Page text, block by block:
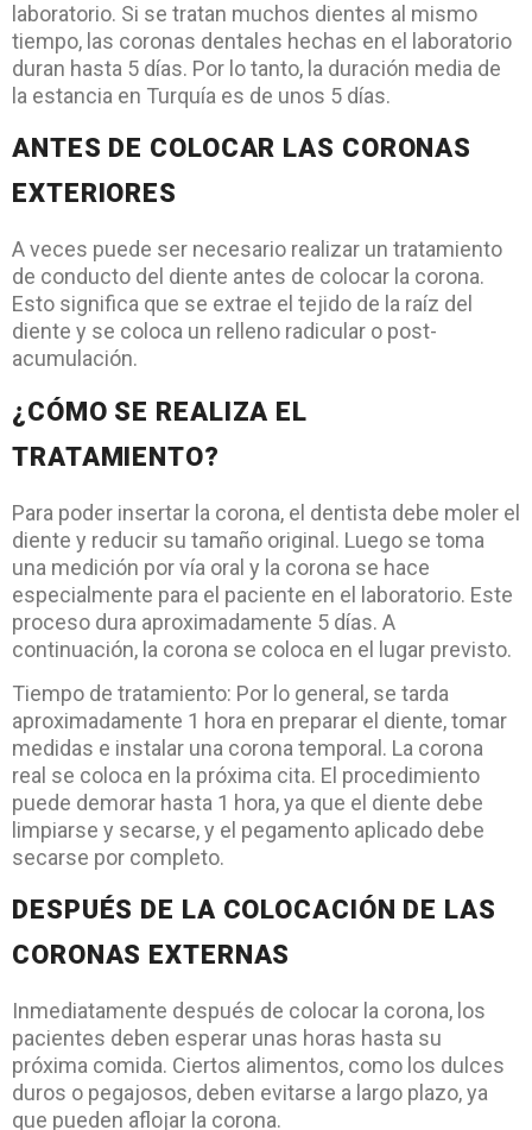
laboratorio. Si se tratan muchos dientes al mismo
tiempo, las coronas dentales hechas en el laboratorio
duran hasta 5 días. Por lo tanto, la duración media de
la estancia en Turquía es de unos 5 días.
ANTES DE COLOCAR LAS CORONAS
EXTERIORES
A veces puede ser necesario realizar un tratamiento
de conducto del diente antes de colocar la corona.
Esto significa que se extrae el tejido de la raíz del
diente y se coloca un relleno radicular o post-
acumulación.
¿CÓMO SE REALIZA EL
TRATAMIENTO?
Para poder insertar la corona, el dentista debe moler el
diente y reducir su tamaño original. Luego se toma
una medición por vía oral y la corona se hace
especialmente para el paciente en el laboratorio. Este
proceso dura aproximadamente 5 días. A
continuación, la corona se coloca en el lugar previsto.
Tiempo de tratamiento: Por lo general, se tarda
aproximadamente 1 hora en preparar el diente, tomar
medidas e instalar una corona temporal. La corona
real se coloca en la próxima cita. El procedimiento
puede demorar hasta 1 hora, ya que el diente debe
limpiarse y secarse, y el pegamento aplicado debe
secarse por completo.
DESPUÉS DE LA COLOCACIÓN DE LAS
CORONAS EXTERNAS
Inmediatamente después de colocar la corona, los
pacientes deben esperar unas horas hasta su
próxima comida. Ciertos alimentos, como los dulces
duros o pegajosos, deben evitarse a largo plazo, ya
que pueden aflojar la corona.